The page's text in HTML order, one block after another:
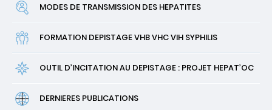
MODES DE TRANSMISSION DES HEPATITES
FORMATION DEPISTAGE VHB VHC VIH SYPHILIS
OUTIL D’INCITATION AU DEPISTAGE : PROJET HEPAT’OC
DERNIERES PUBLICATIONS